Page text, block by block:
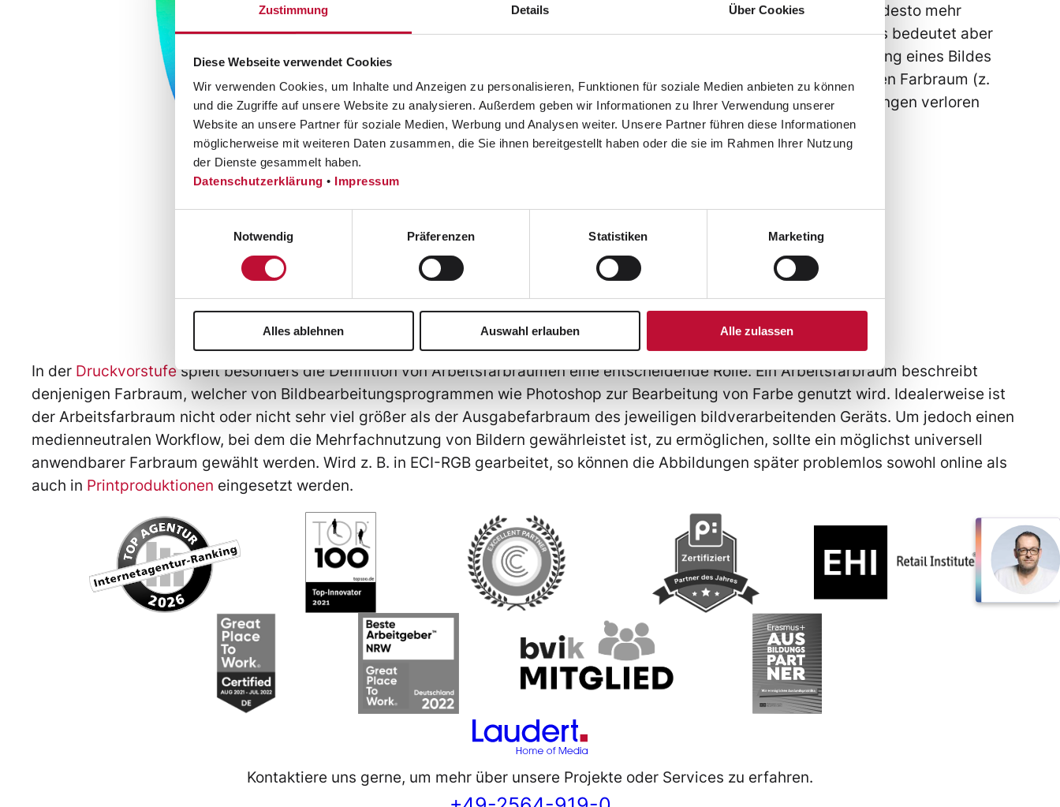
Zustimmung Details Über Cookies
Diese Webseite verwendet Cookies
Wir verwenden Cookies, um Inhalte und Anzeigen zu personalisieren, Funktionen für soziale Medien anbieten zu können
und die Zugriffe auf unsere Website zu analysieren. Außerdem geben wir Informationen zu Ihrer Verwendung unserer
Website an unsere Partner für soziale Medien, Werbung und Analysen weiter. Unsere Partner führen diese Informationen
möglicherweise mit weiteren Daten zusammen, die Sie ihnen bereitgestellt haben oder die sie im Rahmen Ihrer Nutzung
der Dienste gesammelt haben.
Datenschutzerklärung • Impressum
Notwendig
Präferenzen Statistiken Marketing
Alles ablehnen Auswahl erlauben Alle zulassen
Farbräume definiert. Je größer der Farbraum, desto mehr
Farbnuancen können ausgegeben werden. Das bedeutet aber
auch, dass bei der farbmetrischen Konvertierung eines Bildes
aus einem kleinen (z. B. sRGB) in einen größeren Farbraum (z.
B. ECI-RGB oder Adobe RGB) gewisse Abstufungen verloren
gehen.
Bedeutung in der Druckvorstufe
In der Druckvorstufespielt besonders die Definition von Arbeitsfarbräumen eine entscheidende Rolle. Ein Arbeitsfarbraum beschreibt
denjenigen Farbraum, welcher von Bildbearbeitungsprogrammen wie Photoshop zur Bearbeitung von Farbe genutzt wird. Idealerweise ist
der Arbeitsfarbraum nicht oder nicht sehr viel größer als der Ausgabefarbraum des jeweiligen bildverarbeitenden Geräts. Um jedoch einen
medienneutralen Workflow, bei dem die Mehrfachnutzung von Bildern gewährleistet ist, zu ermöglichen, sollte ein möglichst universell
anwendbarer Farbraum gewählt werden. Wird z. B. in ECI-RGB gearbeitet, so können die Abbildungen später problemlos sowohl online als
auch in Printproduktionen eingesetzt werden.
Kontaktiere uns gerne, um mehr über unsere Projekte oder Services zu erfahren.